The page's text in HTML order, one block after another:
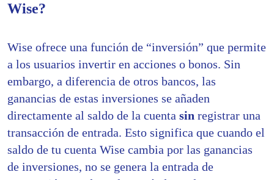
Wise?
Wise ofrece una función de “inversión” que permite
a los usuarios invertir en acciones o bonos. Sin
embargo, a diferencia de otros bancos, las
ganancias de estas inversiones se añaden
directamente al saldo de la cuenta sin registrar una
transacción de entrada. Esto significa que cuando el
saldo de tu cuenta Wise cambia por las ganancias
de inversiones, no se genera la entrada de